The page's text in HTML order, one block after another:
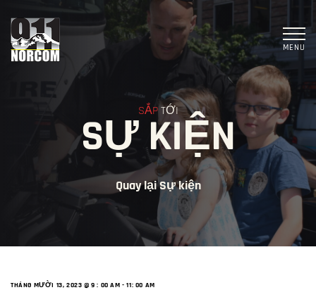
MENU
SẮPTỚI
SỰ KIỆN
Quay lại Sự kiện
THÁNG MƯỜI 13, 2023 @ 9 : 00 AM -11: 00 AM